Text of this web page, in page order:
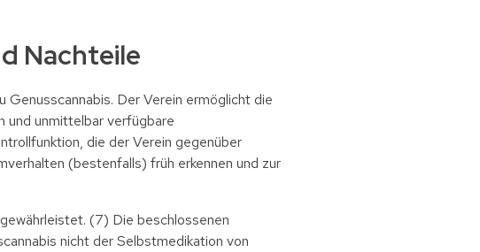
Nachteile
Der Verein ermöglicht die
und unmittelbar verfügbare
die der Verein gegenüber
(bestenfalls) früh erkennen und zur
(7) Die beschlossenen
nicht der Selbstmedikation von